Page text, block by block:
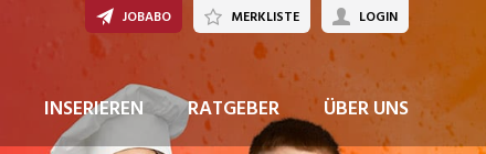
INSERIEREN RATGEBER ÜBER UNS
JOBABO MERKLISTE LOGIN
JETZT BEWERBEN